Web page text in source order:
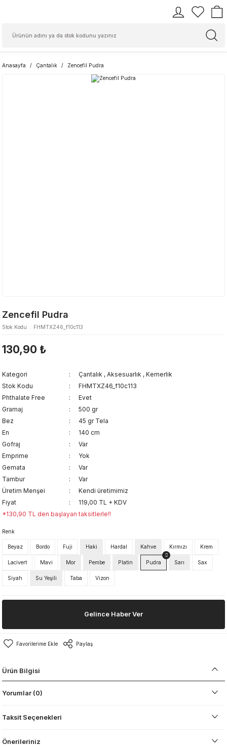
Anasayfa Çantalık Zencefil Pudra
Zencefil Pudra
Stok Kodu FHMTXZ46_f10c113
130,90 ₺
Kategori Çantalık , Aksesuarlık , Kemerlik
Stok Kodu
FHMTXZ46_f10c113
Phthalate Free
Evet
Gramaj
500 gr
Bez
45 gr Tela
En
140 cm
Gofraj
Var
Emprime
Yok
Gemata
Var
Tambur
Var
Üretim Menşei
Kendi üretimimiz
Fiyat
119,00 TL + KDV
*130,90 TL den başlayan taksitlerle!!
Renk
Beyaz Bordo Fuji Haki Hardal Kahve Kırmızı Krem
Lacivert Mavi Mor Pembe Platin Pudra Sarı Sax
Siyah Su Yeşili Taba Vizon
Gelince Haber Ver
Paylaş
Ürün Bilgisi
Yorumlar (0)
Taksit Seçenekleri
Önerileriniz